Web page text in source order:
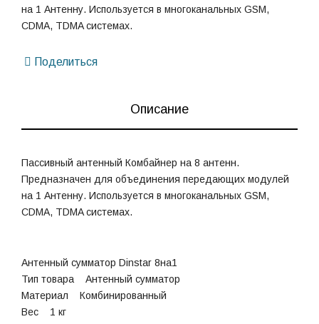
на 1 Антенну. Используется в многоканальных GSM,
CDMA, TDMA системах.
Поделиться
Описание
Пассивный антенный Комбайнер на 8 антенн.
Предназначен для объединения передающих модулей
на 1 Антенну. Используется в многоканальных GSM,
CDMA, TDMA системах.
Антенный сумматор Dinstar 8на1
Тип товара Антенный сумматор
Материал Комбинированный
Вес 1 кг